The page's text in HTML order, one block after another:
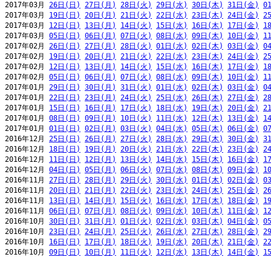
2017年03月 26日(日) 27日(月) 28日(火) 29日(水) 30日(木) 31日(金)
2017年03月 19日(日) 20日(月) 21日(火) 22日(水) 23日(木) 24日(金)
2017年03月 12日(日) 13日(月) 14日(火) 15日(水) 16日(木) 17日(金)
2017年03月 05日(日) 06日(月) 07日(火) 08日(水) 09日(木) 10日(金)
2017年02月 26日(日) 27日(月) 28日(火) 01日(水) 02日(木) 03日(金)
2017年02月 19日(日) 20日(月) 21日(火) 22日(水) 23日(木) 24日(金)
2017年02月 12日(日) 13日(月) 14日(火) 15日(水) 16日(木) 17日(金)
2017年02月 05日(日) 06日(月) 07日(火) 08日(水) 09日(木) 10日(金)
2017年01月 29日(日) 30日(月) 31日(火) 01日(水) 02日(木) 03日(金)
2017年01月 22日(日) 23日(月) 24日(火) 25日(水) 26日(木) 27日(金)
2017年01月 15日(日) 16日(月) 17日(火) 18日(水) 19日(木) 20日(金)
2017年01月 08日(日) 09日(月) 10日(火) 11日(水) 12日(木) 13日(金)
2017年01月 01日(日) 02日(月) 03日(火) 04日(水) 05日(木) 06日(金)
2016年12月 25日(日) 26日(月) 27日(火) 28日(水) 29日(木) 30日(金)
2016年12月 18日(日) 19日(月) 20日(火) 21日(水) 22日(木) 23日(金)
2016年12月 11日(日) 12日(月) 13日(火) 14日(水) 15日(木) 16日(金)
2016年12月 04日(日) 05日(月) 06日(火) 07日(水) 08日(木) 09日(金)
2016年11月 27日(日) 28日(月) 29日(火) 30日(水) 01日(木) 02日(金)
2016年11月 20日(日) 21日(月) 22日(火) 23日(水) 24日(木) 25日(金)
2016年11月 13日(日) 14日(月) 15日(火) 16日(水) 17日(木) 18日(金)
2016年11月 06日(日) 07日(月) 08日(火) 09日(水) 10日(木) 11日(金)
2016年10月 30日(日) 31日(月) 01日(火) 02日(水) 03日(木) 04日(金)
2016年10月 23日(日) 24日(月) 25日(火) 26日(水) 27日(木) 28日(金)
2016年10月 16日(日) 17日(月) 18日(火) 19日(水) 20日(木) 21日(金)
2016年10月 09日(日) 10日(月) 11日(火) 12日(水) 13日(木) 14日(金)